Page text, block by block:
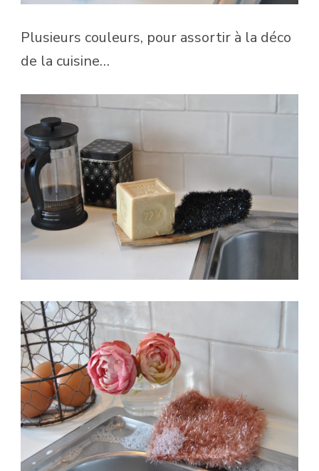
Plusieurs couleurs, pour assortir à la déco
de la cuisine…